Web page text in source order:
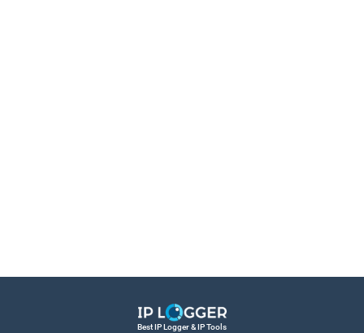
Best IP Logger & IP Tools